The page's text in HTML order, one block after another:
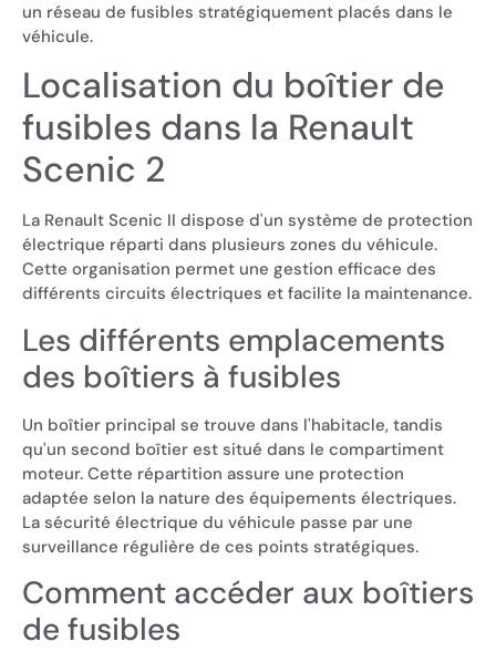
un réseau de fusibles stratégiquement placés dans le
véhicule.
Localisation du boîtier de
fusibles dans la Renault
Scenic 2
La Renault Scenic II dispose d'un système de protection
électrique réparti dans plusieurs zones du véhicule.
Cette organisation permet une gestion efficace des
différents circuits électriques et facilite la maintenance.
Les différents emplacements
des boîtiers à fusibles
Un boîtier principal se trouve dans l'habitacle, tandis
qu'un second boîtier est situé dans le compartiment
moteur. Cette répartition assure une protection
adaptée selon la nature des équipements électriques.
La sécurité électrique du véhicule passe par une
surveillance régulière de ces points stratégiques.
Comment accéder aux boîtiers
de fusibles